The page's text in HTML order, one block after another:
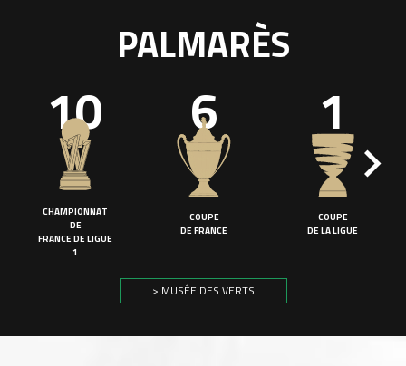
PALMARÈS
10
CHAMPIONNAT
DE
FRANCE DE LIGUE
1
6
COUPE
DE FRANCE
1
COUPE
DE LA LIGUE
> MUSÉE DES VERTS